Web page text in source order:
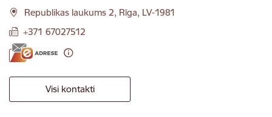
Republikas laukums 2, Rīga, LV-1981
+371 67027512
Visi kontakti